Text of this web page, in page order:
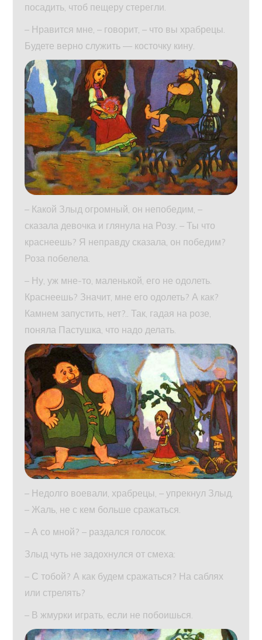
посадить, чтоб пещеру стерегли.
– Нравится мне, – говорит, – что вы храбрецы.
Будете верно служить — косточку кину.
– Какой Злыд огромный, он непобедим, –
сказала девочка и глянула на Розу. – Ты что
краснеешь? Я неправду сказала, он победим?
Роза побелела.
– Ну, уж мне-то, маленькой, его не одолеть.
Краснеешь? Значит, мне его одолеть? А как?
Камнем запустить, нет?.. Так, гадая на розе,
поняла Пастушка, что надо делать.
– Недолго воевали, храбрецы, – упрекнул Злыд.
– Жаль, не с кем больше сражаться.
– А со мной? – раздался голосок.
Злыд чуть не задохнулся от смеха:
– С тобой? А как будем сражаться? На саблях
или стрелять?
– В жмурки играть, если не побоишься.